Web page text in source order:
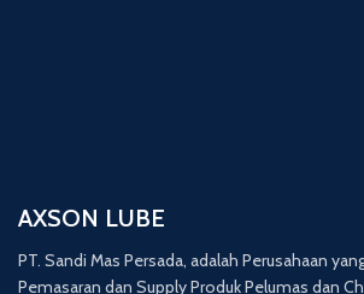
AXSON LUBE
PT. Sandi Mas Persada, adalah Perusahaan
Pemasaran dan Supply Produk Pelumas dan